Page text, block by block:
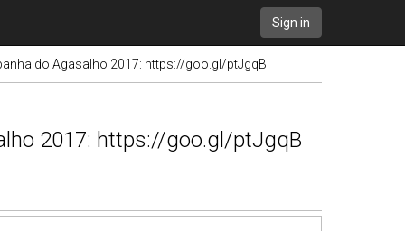
Sign in
do Agasalho 2017: https://goo.gl/ptJgqB
2017: https://goo.gl/ptJgqB